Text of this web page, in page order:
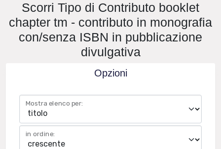
Scorri Tipo di Contributo booklet
chapter tm - contributo in monografia
con/senza ISBN in pubblicazione
divulgativa
Opzioni
Mostra elenco per:
in ordine: